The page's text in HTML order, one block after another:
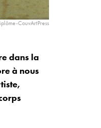
CouvArtPress
dans la
à nous